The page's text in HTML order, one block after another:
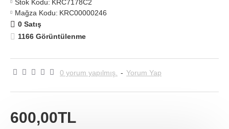
Stok Kodu: KRC7178C2
Mağza Kodu: KRC00000246
0 Satış
1166 Görüntülenme
0 yorum yapılmış. - Yorum Yap
600,00TL